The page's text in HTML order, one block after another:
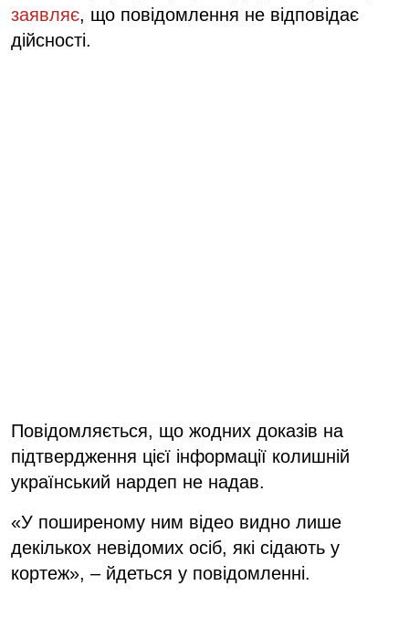
заявляє, що повідомлення не відповідає
дійсності.
Повідомляється, що жодних доказів на
підтвердження цієї інформації колишній
український нардеп не надав.
«У поширеному ним відео видно лише
декількох невідомих осіб, які сідають у
кортеж», – йдеться у повідомленні.